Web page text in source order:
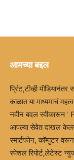
आमच्या बद्दल
प्रिंट,टीव्ही
काळात या माध्यमाचं
नवीन बदल स्वीकारून ‘
आपल्या सेवेत दाखल
स्मार्टफोन, कॉम्पुटर
स्पेशल रिपोर्ट,लेटेस्ट